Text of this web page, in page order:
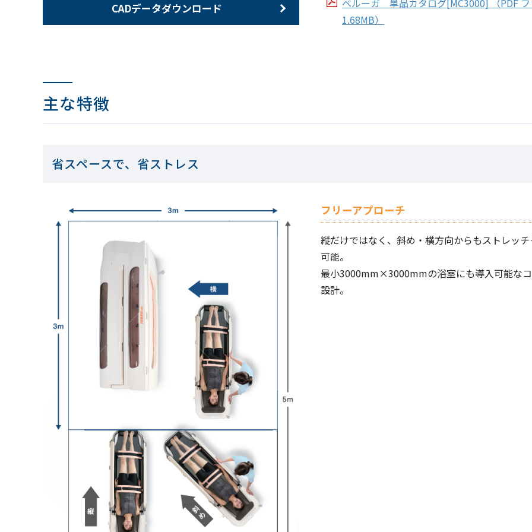
CADデータダウンロード
ベルーガ 単品カタログ[MC3000] （PDF フ
1.68MB）
主な特徴
省スペースで、省ストレス
フリーアプローチ
縦だけではなく、斜め・横方向からもストレッ
可能。
最小3000mm×3000mmの浴室にも導入可能な
設計。